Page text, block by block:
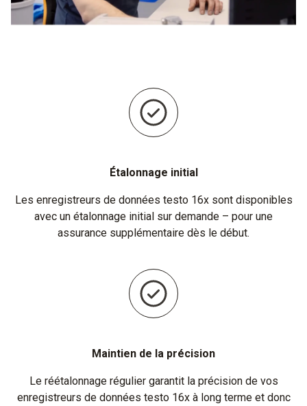
Étalonnage initial
Les enregistreurs de données testo 16x sont disponibles
avec un étalonnage initial sur demande – pour une
assurance supplémentaire dès le début.
Maintien de la précision
Le réétalonnage régulier garantit la précision de vos
enregistreurs de données testo 16x à long terme et donc